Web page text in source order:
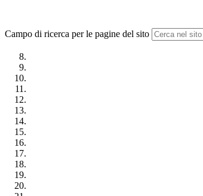
Campo di ricerca per le pagine del sito